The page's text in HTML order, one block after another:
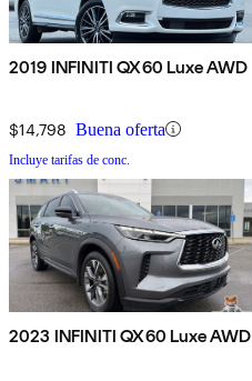
2019 INFINITI QX60 Luxe AWD
$14,798 Buena oferta
Incluye tarifas de conc.
2023 INFINITI QX60 Luxe AWD